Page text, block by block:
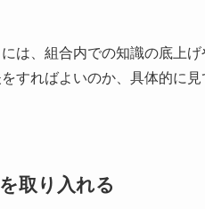
は、組合内での知識の底上
すればよいのか、具体的に見
取り入れる